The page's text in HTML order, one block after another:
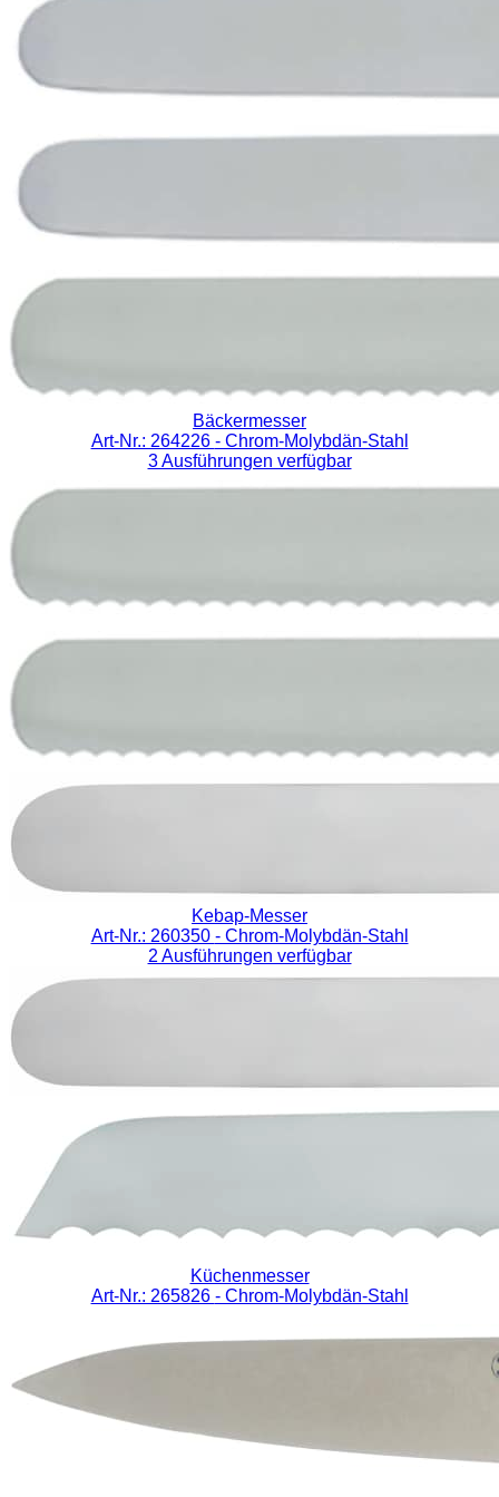
Bäckermesser
Art-Nr.: 264226 - Chrom-Molybdän-Stahl
3 Ausführungen verfügbar
Kebap-Messer
Art-Nr.: 260350 - Chrom-Molybdän-Stahl
2 Ausführungen verfügbar
Küchenmesser
Art-Nr.: 265826 - Chrom-Molybdän-Stahl